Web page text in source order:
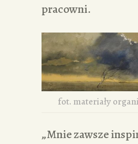
pracowni.
fot. materiały
„Mnie zawsze